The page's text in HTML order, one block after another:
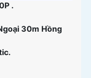
.
30m Hồng